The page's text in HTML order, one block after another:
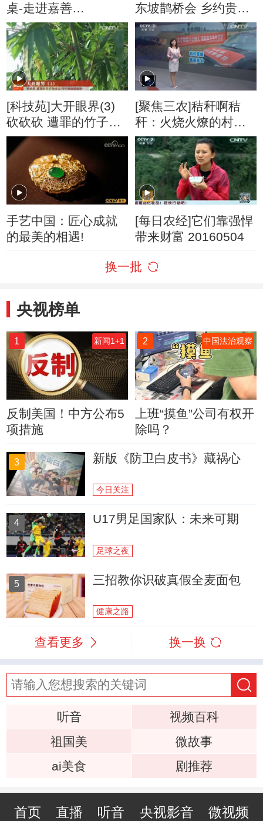
桌-走进嘉善
20160804
东坡鹊桥会 乡约贵州
盘县 给红果镇音乐女
教师说媒 20160915
[科技苑]大开眼界(3)
砍砍砍 遭罪的竹子变
成宝 20160706
[聚焦三农]秸秆啊秸
秆：火烧火燎的村干
部
手艺中国：匠心成就
的最美的相遇!
[每日农经]它们靠强悍
带来财富 20160504
换一批
央视榜单
1 新闻1+1
反制美国！中方公布5
项措施
2 中国法治观察
上班“摸鱼”公司有权开
除吗？
3 新版《防卫白皮书》藏祸心
今日关注
4 U17男足国家队：未来可期
足球之夜
5 三招教你识破真假全麦面包
健康之路
查看更多 换一换
听音
视频百科
祖国美
微故事
ai美食
剧推荐
首页 直播 听音 央视影音 微视频